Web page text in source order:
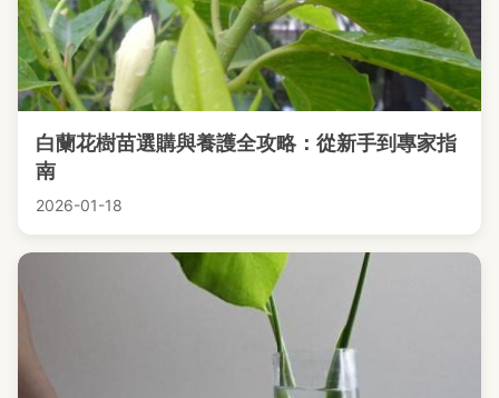
白蘭花樹苗選購與養護全攻略：從新手到專家指
南
2026-01-18